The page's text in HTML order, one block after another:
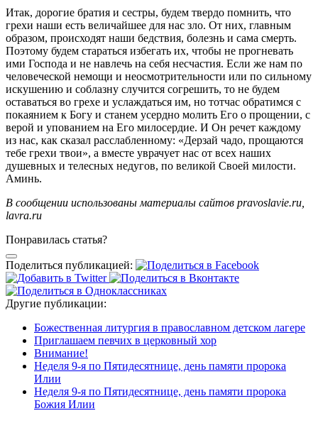
Итак, дорогие братия и сестры, будем твердо помнить, что
грехи наши есть величайшее для нас зло. От них, главным
образом, происходят наши бедствия, болезнь и сама смерть.
Поэтому будем стараться избегать их, чтобы не прогневать
ими Господа и не навлечь на себя несчастия. Если же нам по
человеческой немощи и неосмотрительности или по сильному
искушению и соблазну случится согрешить, то не будем
оставаться во грехе и услаждаться им, но тотчас обратимся с
покаянием к Богу и станем усердно молить Его о прощении, с
верой и упованием на Его милосердие. И Он речет каждому
из нас, как сказал расслабленному: «Дерзай чадо, прощаются
тебе грехи твои», а вместе уврачует нас от всех наших
душевных и телесных недугов, по великой Своей милости.
Аминь.
В сообщении использованы материалы сайтов pravoslavie.ru,
lavra.ru
Понравилась статья?
Поделиться публикацией:
Другие публикации:
Божественная литургия в православном детском лагере
Приглашаем певчих в церковный хор
Внимание!
Неделя 9-я по Пятидесятнице, день памяти пророка
Илии
Неделя 9-я по Пятидесятнице, день памяти пророка
Божия Илии